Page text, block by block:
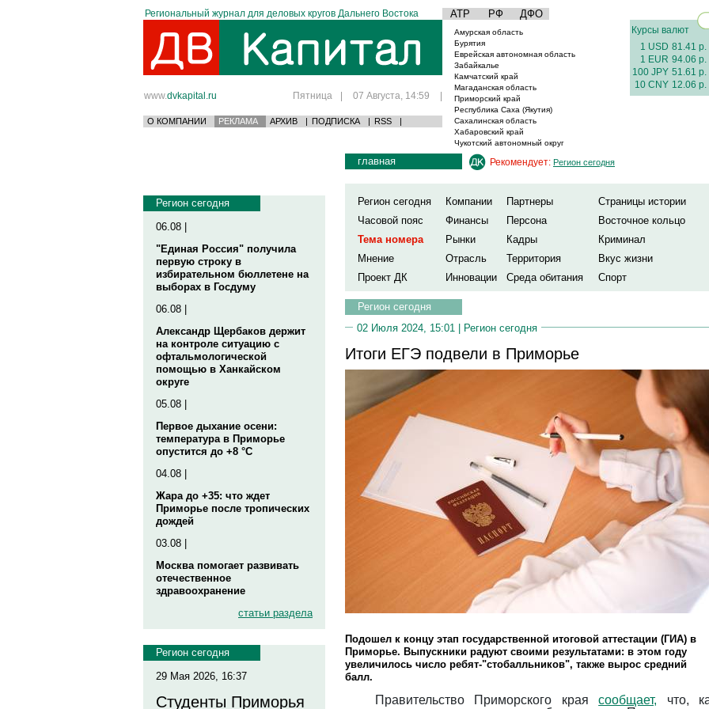
Региональный журнал для деловых кругов Дальнего Востока АТР РФ ДФО
www.dvkapital.ru Пятница | 07 Августа, 14:59 |
О КОМПАНИИ РЕКЛАМА АРХИВ | ПОДПИСКА | RSS |
Амурская область
Бурятия
Еврейская автономная область
Забайкалье
Камчатский край
Магаданская область
Приморский край
Республика Саха (Якутия)
Сахалинская область
Хабаровский край
Чукотский автономный округ
Курсы валют
1 USD 81.41 р.
1 EUR 94.06 р.
100 JPY 51.61 р.
10 CNY 12.06 р.
Регион сегодня
06.08 |
"Единая Россия" получила
первую строку в
избирательном бюллетене на
выборах в Госдуму
06.08 |
Александр Щербаков держит
на контроле ситуацию с
офтальмологической
помощью в Ханкайском
округе
05.08 |
Первое дыхание осени:
температура в Приморье
опустится до +8 °C
04.08 |
Жара до +35: что ждет
Приморье после тропических
дождей
03.08 |
Москва помогает развивать
отечественное
здравоохранение
статьи раздела
Регион сегодня
29 Мая 2026, 16:37
Студенты Приморья
главная Рекомендует: Регион сегодня
Регион сегодня Компании Партнеры
Страницы истории
Часовой пояс
Финансы Персона
Восточное кольцо
Тема номера
Рынки Кадры
Криминал
Мнение
Отрасль Территория
Вкус жизни
Проект ДК
Инновации Среда обитания Спорт
Регион сегодня
02 Июля 2024, 15:01 | Регион сегодня
Итоги ЕГЭ подвели в Приморье
Подошел к концу этап государственной итоговой аттестации (ГИА) в
Приморье. Выпускники радуют своими результатами: в этом году
увеличилось число ребят-"стобалльников", также вырос средний
балл.
Правительство Приморского краясообщает, что,